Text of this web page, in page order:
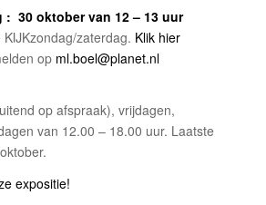
: 30 oktober van 12 – 13 uur
zaterdag. Klik hier
op ml.boel@planet.nl
op afspraak), vrijdagen,
van 12.00 – 18.00 uur. Laatste
expositie!